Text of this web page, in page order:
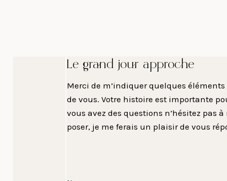
Le grand jour approche
Merci de m’indiquer quelques éléments
de vous. Votre histoire est importante
vous avez des questions n’hésitez pas à
poser, je me ferais un plaisir de vous